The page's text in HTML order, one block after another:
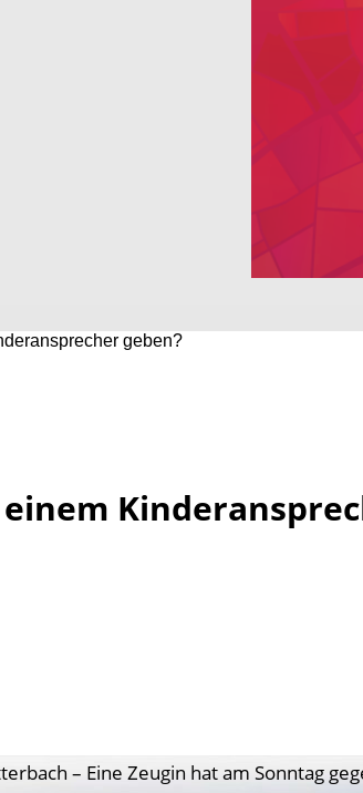
geben?
– Eine Zeugin hat am Sonntag